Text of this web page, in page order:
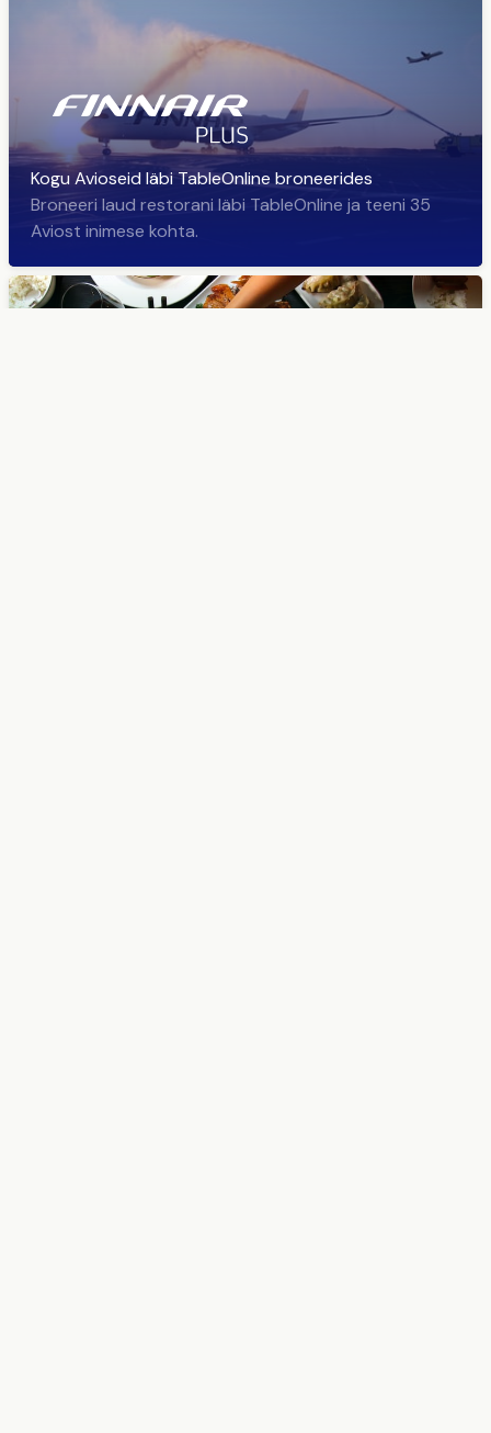
Kogu Avioseid läbi TableOnline broneerides
Broneeri laud restorani läbi TableOnline ja teeni 35
Aviost inimese kohta.